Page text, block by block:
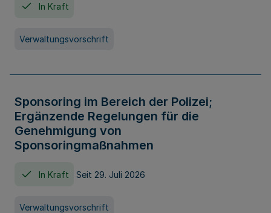
In Kraft
Verwaltungsvorschrift
Sponsoring im Bereich der Polizei;
Ergänzende Regelungen für die
Genehmigung von
Sponsoringmaßnahmen
In Kraft Seit 29. Juli 2026
Verwaltungsvorschrift